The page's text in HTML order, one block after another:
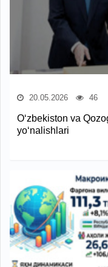
20.05.2026 46
O‘zbekiston va
yo‘nalishlari